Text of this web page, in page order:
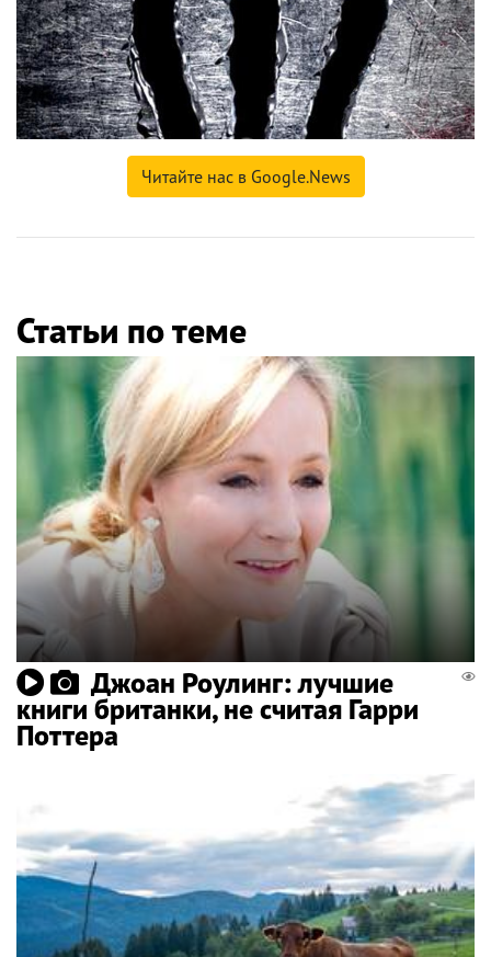
Читайте нас в Google.News
Статьи по теме
Джоан Роулинг: лучшие
книги британки, не считая Гарри
Поттера